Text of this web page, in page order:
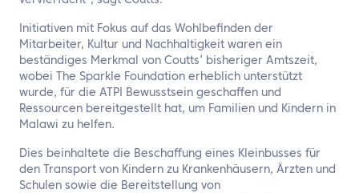
Initiativen mit Fokus auf das Wohlbefinden der
Mitarbeiter, Kultur und Nachhaltigkeit waren ein
beständiges Merkmal von Coutts‘ bisheriger Amtszeit,
wobei The Sparkle Foundation erheblich unterstützt
wurde, für die ATPI Bewusstsein geschaffen und
Ressourcen bereitgestellt hat, um Familien und Kindern in
Malawi zu helfen.
Dies beinhaltete die Beschaffung eines Kleinbusses für
den Transport von Kindern zu Krankenhäusern, Ärzten und
Schulen sowie die Bereitstellung von